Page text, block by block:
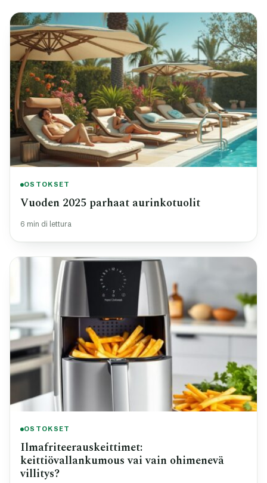
OSTOKSET
Vuoden 2025 parhaat aurinkotuolit
6 min di lettura
OSTOKSET
Ilmafriteerauskeittimet:
keittiövallankumous vai vain ohimenevä
villitys?